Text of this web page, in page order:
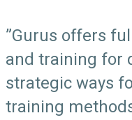
”Gurus offers
and training for
strategic ways
training